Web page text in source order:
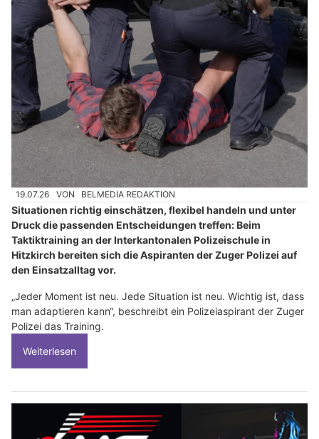
19.07.26 VON BELMEDIA REDAKTION
Situationen richtig einschätzen, flexibel handeln und unter
Druck die passenden Entscheidungen treffen: Beim
Taktiktraining an der Interkantonalen Polizeischule in
Hitzkirch bereiten sich die Aspiranten der Zuger Polizei auf
den Einsatzalltag vor.
„Jeder Moment ist neu. Jede Situation ist neu. Wichtig ist, dass
man adaptieren kann“, beschreibt ein Polizeiaspirant der Zuger
Polizei das Training.
Weiterlesen